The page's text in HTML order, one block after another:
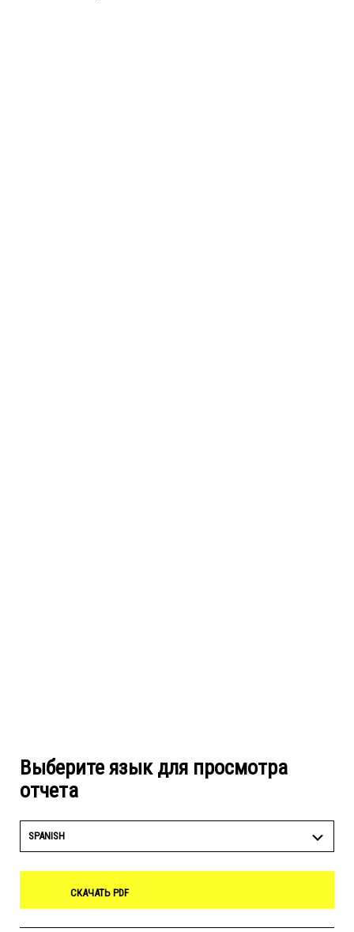
Выберите язык для просмотра
отчета
SPANISH
СКАЧАТЬ PDF